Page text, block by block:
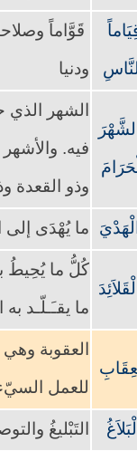
قَوَّاماً
ودنيا
الشهر الذي
فيه.
وذو القعدة
ما يُهْدَى إلى
كُلُّ ما يُحِيطُ
ما يقـَـلّـد
العقوبة
للعمل
الْبَلاَغُ التَبْليغُ